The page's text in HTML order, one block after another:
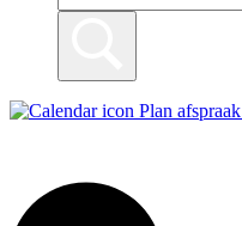
Plan afspraak